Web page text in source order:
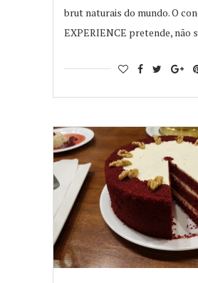
brut naturais do mundo. O
EXPERIENCE pretende, não